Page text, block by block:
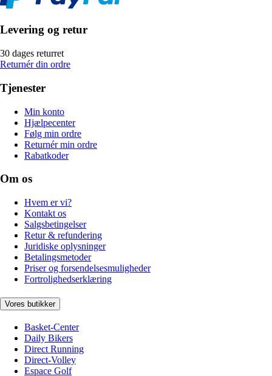
Levering og retur
30 dages returret
Returnér din ordre
Tjenester
Min konto
Hjælpecenter
Følg min ordre
Returnér min ordre
Rabatkoder
Om os
Hvem er vi?
Kontakt os
Salgsbetingelser
Retur & refundering
Juridiske oplysninger
Betalingsmetoder
Priser og forsendelsesmuligheder
Fortrolighedserklæring
Vores butikker
Basket-Center
Daily Bikers
Direct Running
Direct-Volley
Espace Golf